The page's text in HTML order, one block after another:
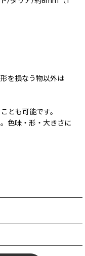
を損なう物以外は
とも可能です。
色味・形・大きさに